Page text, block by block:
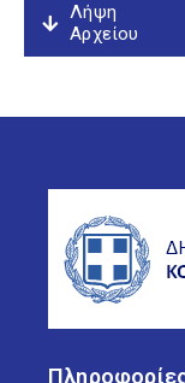
Λήψη
Αρχείου